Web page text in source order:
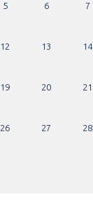
5 6 7
12 13 14
19 20 21
26 27 28